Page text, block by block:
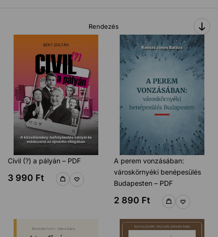
Civil (?) a pályán – PDF
3 990 Ft
A perem vonzásában:
városkörnyéki benépesülés
Budapesten – PDF
2 890 Ft